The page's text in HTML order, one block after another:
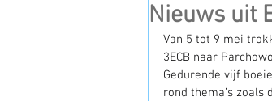
Nieuws uit
Van 5 tot 9 mei
3ECB naar
Gedurende vijf
rond thema’s